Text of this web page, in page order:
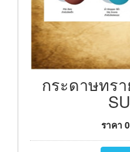
กระดาษทร
ราคา